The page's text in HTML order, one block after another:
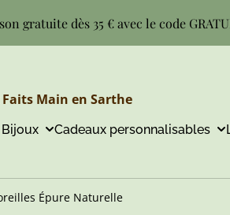
gratuite dès 35 € avec le code
Main en Sarthe
Bijoux Cadeaux personnalisables
Épure Naturelle